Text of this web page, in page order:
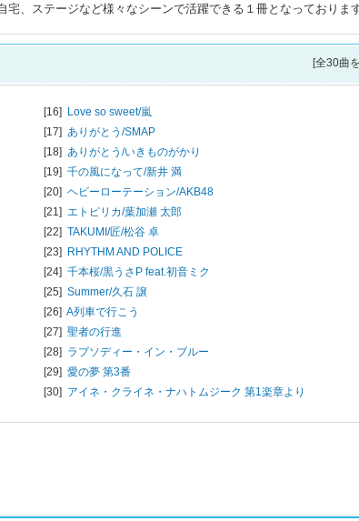
、ステージなど様々なシーンで活躍できる１冊となっておりま
[全30曲
[16] Love so sweet/嵐
[17] ありがとう/SMAP
[18] ありがとう/いきものがかり
[19] 千の風になって/新井 満
[20] ヘビーローテーション/AKB48
[21] エトピリカ/葉加瀬 太郎
[22] TAKUMI/匠/松谷 卓
[23] RHYTHM AND POLICE
[24] 千本桜/黒うさP feat.初音ミク
[25] Summer/久石 譲
[26] A列車で行こう
[27] 聖者の行進
[28] ラプソディー・イン・ブルー
[29] 愛の夢 第3番
[30] アイネ・クライネ・ナハトムジーク 第1楽章より